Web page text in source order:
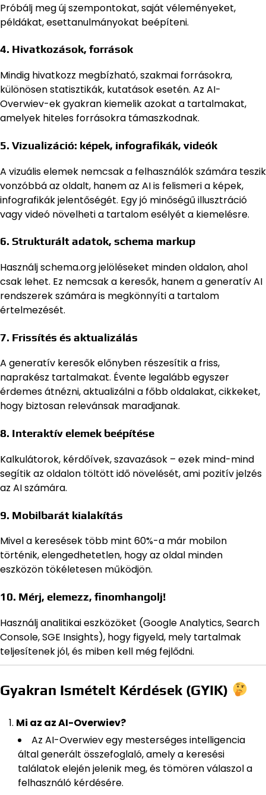
Próbálj meg új szempontokat, saját véleményeket,
példákat, esettanulmányokat beépíteni.
4. Hivatkozások, források
Mindig hivatkozz megbízható, szakmai forrásokra,
különösen statisztikák, kutatások esetén. Az AI-
Overwiev-ek gyakran kiemelik azokat a tartalmakat,
amelyek hiteles forrásokra támaszkodnak.
5. Vizualizáció: képek, infografikák, videók
A vizuális elemek nemcsak a felhasználók számára teszik
vonzóbbá az oldalt, hanem az AI is felismeri a képek,
infografikák jelentőségét. Egy jó minőségű illusztráció
vagy videó növelheti a tartalom esélyét a kiemelésre.
6. Strukturált adatok, schema markup
Használj schema.org jelöléseket minden oldalon, ahol
csak lehet. Ez nemcsak a keresők, hanem a generatív AI
rendszerek számára is megkönnyíti a tartalom
értelmezését.
7. Frissítés és aktualizálás
A generatív keresők előnyben részesítik a friss,
naprakész tartalmakat. Évente legalább egyszer
érdemes átnézni, aktualizálni a főbb oldalakat, cikkeket,
hogy biztosan relevánsak maradjanak.
8. Interaktív elemek beépítése
Kalkulátorok, kérdőívek, szavazások – ezek mind-mind
segítik az oldalon töltött idő növelését, ami pozitív jelzés
az AI számára.
9. Mobilbarát kialakítás
Mivel a keresések több mint 60%-a már mobilon
történik, elengedhetetlen, hogy az oldal minden
eszközön tökéletesen működjön.
10. Mérj, elemezz, finomhangolj!
Használj analitikai eszközöket (Google Analytics, Search
Console, SGE Insights), hogy figyeld, mely tartalmak
teljesítenek jól, és miben kell még fejlődni.
Gyakran Ismételt Kérdések (GYIK)
Mi az az AI-Overwiev?
Az AI-Overwiev egy mesterséges intelligencia
által generált összefoglaló, amely a keresési
találatok elején jelenik meg, és tömören válaszol a
felhasználó kérdésére.